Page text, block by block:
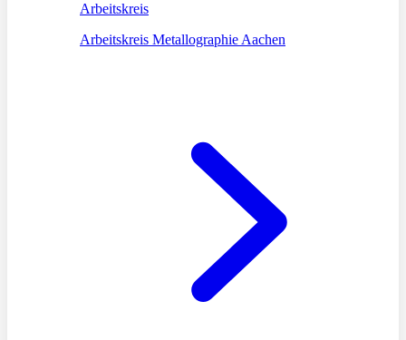
Arbeitskreis
Arbeitskreis Metallographie Aachen